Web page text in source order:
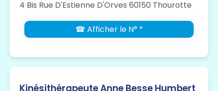
4 Bis Rue D'Estienne D'Orves 60150 Thourotte
☎ Afficher le N° *